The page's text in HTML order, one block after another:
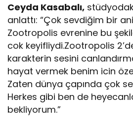
Ceyda Kasabalı,
anlattı: “Çok sevdiğim bir
Zootropolis evrenine bu
cok keyifliydi.Zootropolis
karakterin sesini
hayat vermek benim icin
Zaten dünya çapında çok
Herkes gibi ben de
bekliyorum.”